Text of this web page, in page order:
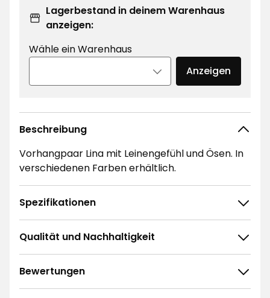
Lagerbestand in deinem Warenhaus
anzeigen:
Wähle ein Warenhaus
Anzeigen
Beschreibung
Vorhangpaar Lina mit Leinengefühl und Ösen. In
verschiedenen Farben erhältlich.
Spezifikationen
Qualität und Nachhaltigkeit
Bewertungen